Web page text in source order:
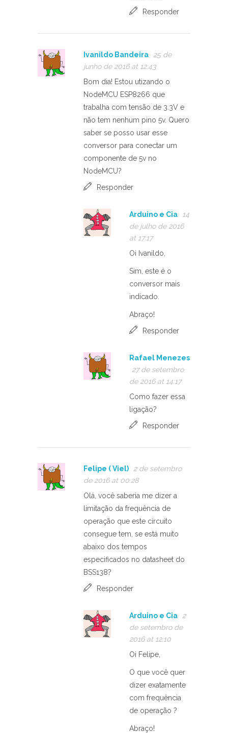
Responder
Ivanildo Bandeira
25 de
junho de 2016 at 12:43
Bom dia! Estou utizando o
NodeMCU ESP8266 que
trabalha com tensão de 3.3V e
não tem nenhum pino 5v. Quero
saber se posso usar esse
conversor para conectar um
componente de 5v no
NodeMCU?
Responder
Arduino e Cia
14
de julho de 2016
at 17:17
Oi Ivanildo,
Sim, este é o
conversor mais
indicado.
Abraço!
Responder
Rafael Menezes
27 de setembro
de 2016 at 14:17
Como fazer essa
ligação?
Responder
Felipe ( Viel)
2 de setembro
de 2016 at 00:28
Olá, você saberia me dizer a
limitação da frequência de
operação que este circuito
consegue tem, se está muito
abaixo dos tempos
especificados no datasheet do
BSS138?
Responder
Arduino e Cia
2
de setembro de
2016 at 12:10
Oi Felipe,
O que você quer
dizer exatamente
com frequência
de operação ?
Abraço!